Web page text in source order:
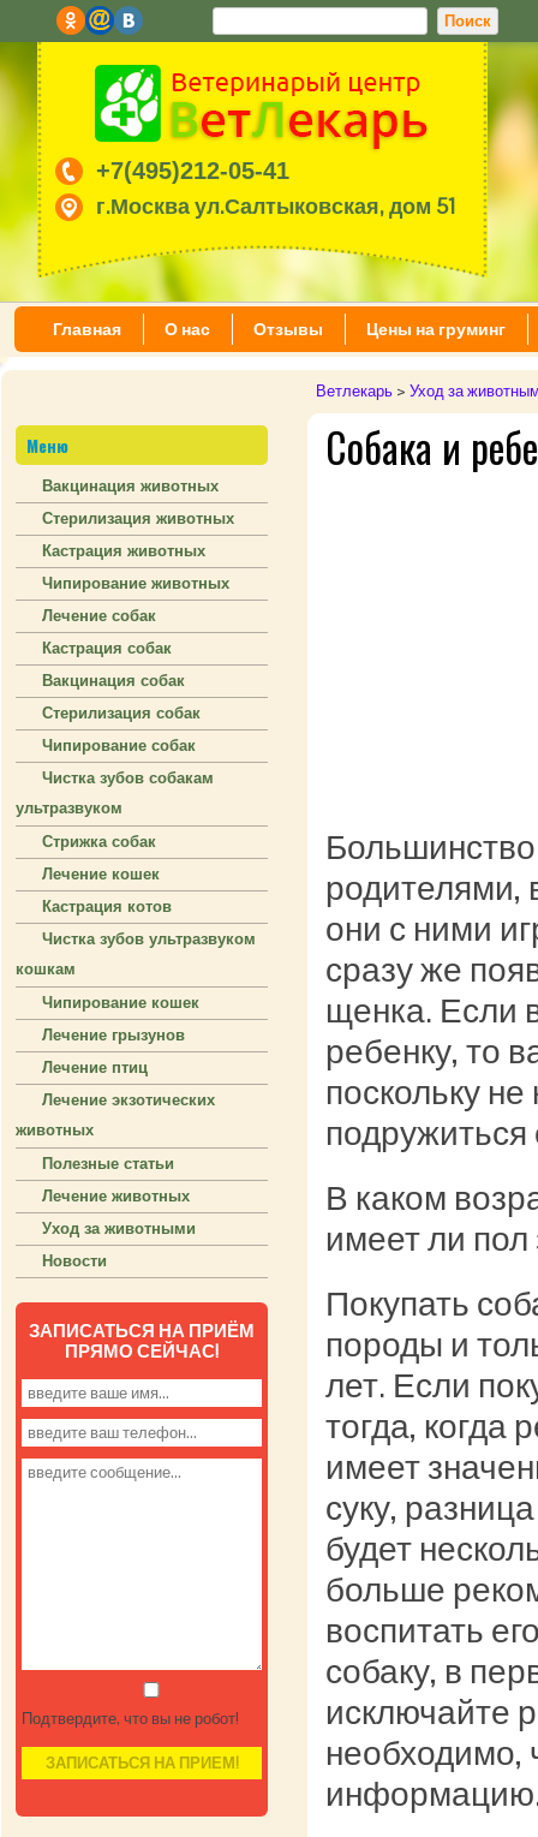
+7(495)212-05-41
г.Москва ул.Салтыковская, дом 51
Главная О нас Отзывы Цены на груминг
Ветлекарь > Уход за
Собака и
Большинство
родителями,
они с ними
сразу же
щенка. Если
ребенку, то
поскольку
В каком
имеет ли пол
Покупать
породы и
лет. Если
тогда, когда
имеет
суку,
будет
больше
воспитать
собаку, в
исключайте
необходимо,
Меню
Вакцинация животных
Стерилизация животных
Кастрация животных
Чипирование животных
Лечение собак
Кастрация собак
Вакцинация собак
Стерилизация собак
Чипирование собак
Чистка зубов собакам
ультразвуком
Стрижка собак
Лечение кошек
Кастрация котов
Чистка зубов ультразвуком
кошкам
Чипирование кошек
Лечение грызунов
Лечение птиц
Лечение экзотических
животных
Полезные статьи
Лечение животных
Уход за животными
Новости
ЗАПИСАТЬСЯ НА ПРИЁМ
ПРЯМО СЕЙЧАС!
Подтвердите, что вы не робот!